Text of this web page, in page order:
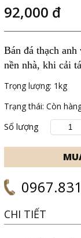
92,000 đ
Bán đá thạch
nền nhà, khi cải
Trọng lượng: 1kg
Trạng thái: Còn
Số lượng
CHI TIẾT